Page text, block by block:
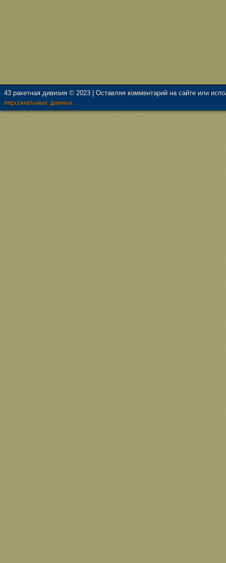
43 ракетная дивизия © 2023 | Оставляя комментарий на сайте или
персональных данных.